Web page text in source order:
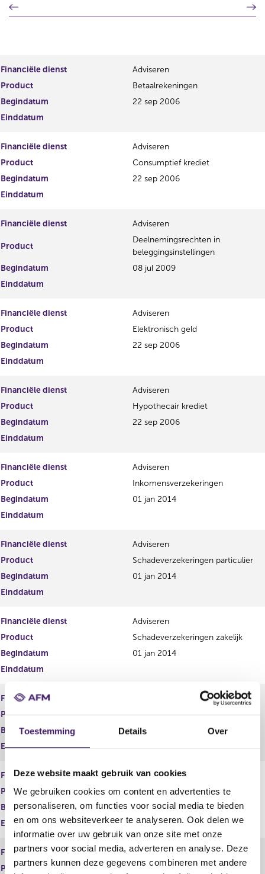
Toestemming Details Over
Deze website maakt gebruik van cookies
We gebruiken cookies om content en advertenties te
personaliseren, om functies voor social media te bieden
en om ons websiteverkeer te analyseren. Ook delen we
informatie over uw gebruik van onze site met onze
partners voor social media, adverteren en analyse. Deze
partners kunnen deze gegevens combineren met andere
o
e
e
g
i
e
r
e
s
l
a
t
V
o
Financiële dienst
Adviseren
Product
Betaalrekeningen
Begindatum
22 sep 2006
Einddatum
Financiële dienst
Adviseren
Product
Consumptief krediet
Begindatum
22 sep 2006
Einddatum
Financiële dienst Adviseren
Product
Deelnemingsrechten in
beleggingsinstellingen
Begindatum
08 jul 2009
Einddatum
Financiële dienst
Adviseren
Product
Elektronisch geld
Begindatum
22 sep 2006
Einddatum
Financiële dienst
Adviseren
Product
Hypothecair krediet
Begindatum
22 sep 2006
Einddatum
Financiële dienst
Adviseren
Product
Inkomensverzekeringen
Begindatum
01 jan 2014
Einddatum
Financiële dienst
Adviseren
Product
Schadeverzekeringen particulier
Begindatum
01 jan 2014
Einddatum
Financiële dienst
Adviseren
Product
Schadeverzekeringen zakelijk
Begindatum
01 jan 2014
Einddatum
Financiële dienst
Product
Spaarrekeningen
Begindatum
22 sep 2006
Einddatum
Financiële dienst
Adviseren
Product
Vermogen
Begindatum
01 jan 2014
Einddatum
Financiële dienst
Adviseren
Product
Zorgverzekeringen